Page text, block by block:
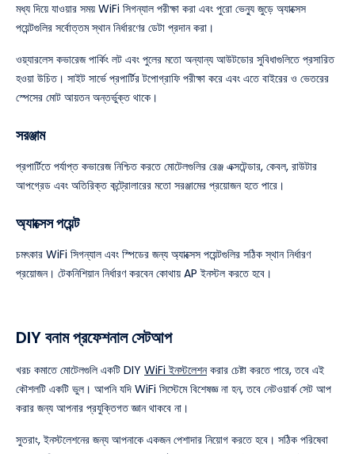
মধ্য দিয়ে যাওয়ার সময় WiFi সিগন্যাল পরীক্ষা করা এবং পুরো ভেন্যু জুড়ে অ্যাক্সেস
পয়েন্টগুলির সর্বোত্তম স্থান নির্ধারণের ডেটা প্রদান করা।
ওয়্যারলেস কভারেজ পার্কিং লট এবং পুলের মতো অন্যান্য আউটডোর সুবিধাগুলিতে প্রসারিত
হওয়া উচিত। সাইট সার্ভে প্রপার্টির টপোগ্রাফি পরীক্ষা করে এবং এতে বাইরের ও ভেতরের
স্পেসের মোট আয়তন অন্তর্ভুক্ত থাকে।
সরঞ্জাম
প্রপার্টিতে পর্যাপ্ত কভারেজ নিশ্চিত করতে মোটেলগুলির রেঞ্জ এক্সটেন্ডার, কেবল, রাউটার
আপগ্রেড এবং অতিরিক্ত কন্ট্রোলারের মতো সরঞ্জামের প্রয়োজন হতে পারে।
অ্যাক্সেস পয়েন্ট
চমৎকার WiFi সিগন্যাল এবং স্পিডের জন্য অ্যাক্সেস পয়েন্টগুলির সঠিক স্থান নির্ধারণ
প্রয়োজন। টেকনিশিয়ান নির্ধারণ করবেন কোথায় AP ইনস্টল করতে হবে।
DIY বনাম প্রফেশনাল সেটআপ
খরচ কমাতে মোটেলগুলি একটি DIY WiFi ইনস্টলেশনকরার চেষ্টা করতে পারে, তবে এই
কৌশলটি একটি ভুল। আপনি যদি WiFi সিস্টেমে বিশেষজ্ঞ না হন, তবে নেটওয়ার্ক সেট আপ
করার জন্য আপনার প্রযুক্তিগত জ্ঞান থাকবে না।
সুতরাং, ইনস্টলেশনের জন্য আপনাকে একজন পেশাদার নিয়োগ করতে হবে। সঠিক পরিষেবা